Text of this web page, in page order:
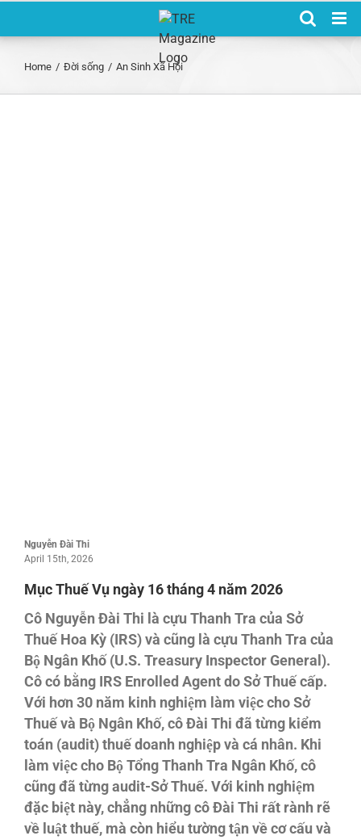
Home / Đời sống / An Sinh Xã Hội
Nguyễn Đài Thi
April 15th, 2026
Mục Thuế Vụ ngày 16 tháng 4 năm 2026
Cô Nguyễn Đài Thi là cựu Thanh Tra của Sở
Thuế Hoa Kỳ (IRS) và cũng là cựu Thanh Tra của
Bộ Ngân Khố (U.S. Treasury Inspector General).
Cô có bằng IRS Enrolled Agent do Sở Thuế cấp.
Với hơn 30 năm kinh nghiệm làm việc cho Sở
Thuế và Bộ Ngân Khố, cô Đài Thi đã từng kiểm
toán (audit) thuế doanh nghiệp và cá nhân. Khi
làm việc cho Bộ Tổng Thanh Tra Ngân Khố, cô
cũng đã từng audit-Sở Thuế. Với kinh nghiệm
đặc biệt này, chẳng những cô Đài Thi rất rành rẽ
về luật thuế, mà còn hiểu tường tận về cơ cấu và